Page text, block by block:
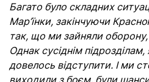
Багато було складних
Мар’їнки, закінчуючи
так, що ми зайняли
Однак сусіднім
довелось відступити. І ми